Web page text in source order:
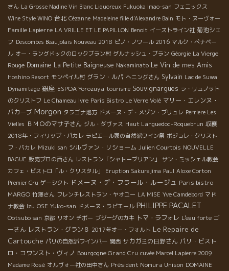
さん La Grosse Nadine Vin Blanc Liquoreux Fukuoka Imao-san フェニックス
Wine Style WINO 台北 Cézanne Madeleine fille d'Alexandre Bain モト・ヌーヴォー
Famille Lapierre LA VRILLE ET LE PAPILLON Benoit イーストライン社 菊池シェ
フ Descombes Beaujolais Nouveau 2018 ピノ・ノワール 2016 マルク・ぺナベー
ル オー・ラングドックのロックブラン村 グルナッシュ・ブラン Géorgie La Vierge
Rouge Domaine La Petite Baigneuse Nakaminato Le Vin de mes Amis
Hoshino Resort モンペイル村 グラン・ルパ へニングさん Sylvain Lac de Suwa
Dynamitage 銀座 ESPOA Yorozuya tourisme Souvignargues ラ・リュノット
のクリストフ Le Chameau Ivre Paris Bistro Le Verre Volé マリー・エレンヌ・
バカーブ Morgon タラゴナ地方 ドメーヌ・デ・メゾン・ブリュレ Perriere Les
Vielles ＢＭＯのマサ子さん ジル・ダヴァス Haut Languedoc-Roquebrun 収穫
2018年・フィリップ・パカレ ラピエール家の自然派ワイン祭 ボジョレ・クリスト
フ・パカレ Mizuki san シルヴァン・リショーム Julien Courtois NOUVELLE
BAGUE 販売プロの西さん レストラン「シャトーブリアン」
サン・ミッシェル教会
カフェ・ビストロ「ル・クリスタル」
Eruption Sakurajima Paul Aloxe Corton
Premier Cru ゲーシクト ドメーヌ・デ・フラール・ルージュ Paris bistro
MARGO 竹澤さん フレンチレストラン・ヤオユー LA MISE Yve Camdebord マド
ナ教会 Izu OSE Yuko-san ドメーヌ・ラピエール PHILIPPE PACALET
Ootsubo san 京都 リオン チボー ブジーグのカキ トマ・ラフォレ L'eau forte ゴ
ーさん レストラン・グラン８ 2017年オー・フォルト Le Repaire de
Cartouche パリの自然派ワインバー 関西 サカガミの日野さん パリ・ビスト
ロ・コワンスト・ヴィノ Bourgogne Grand Cru cuvée Marcel Lapierre 2009
Madame Rosé オルヴォー社の田中さん Président Nomura Unison DOMAINE